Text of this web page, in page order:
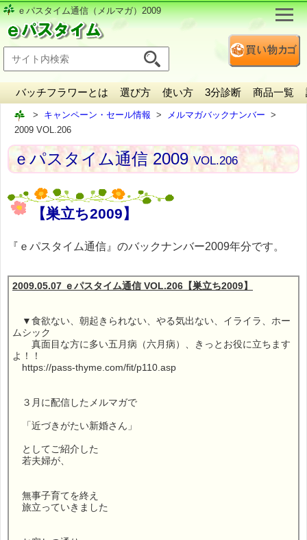
ｅパスタイム通信（メルマガ）2009
バッチフラワーとは 選び方 使い方 3分診断 商品一覧
キャンペーン・セール情報
メルマガバックナンバー
2009 VOL.206
ｅパスタイム通信 2009VOL.206
【巣立ち2009】
『ｅパスタイム通信』のバックナンバー2009年分です。
2009.05.07 ｅパスタイム通信 VOL.206【巣立ち2009】
▼食欲ない、朝起きられない、やる気出ない、イライラ、ホー
ムシック
真面目な方に多い五月病（六月病）、きっとお役に立ちます
よ！！
https://pass-thyme.com/fit/p110.asp
３月に配信したメルマガで
「近づきがたい新婚さん」
としてご紹介した
若夫婦が、
無事子育てを終え
旅立っていきました